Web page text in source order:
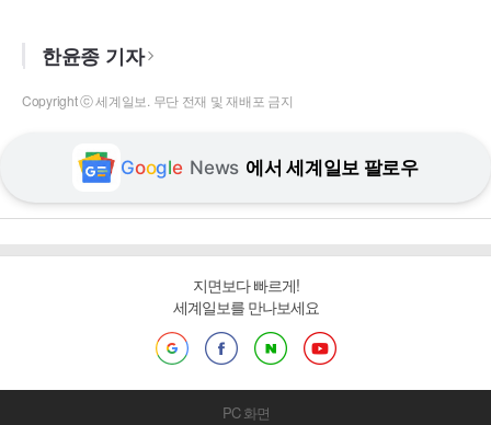
한윤종 기자
Copyright ⓒ 세계일보. 무단 전재 및 재배포 금지
Google News 에서 세계일보 팔로우
지면보다 빠르게!
세계일보를 만나보세요
PC 화면